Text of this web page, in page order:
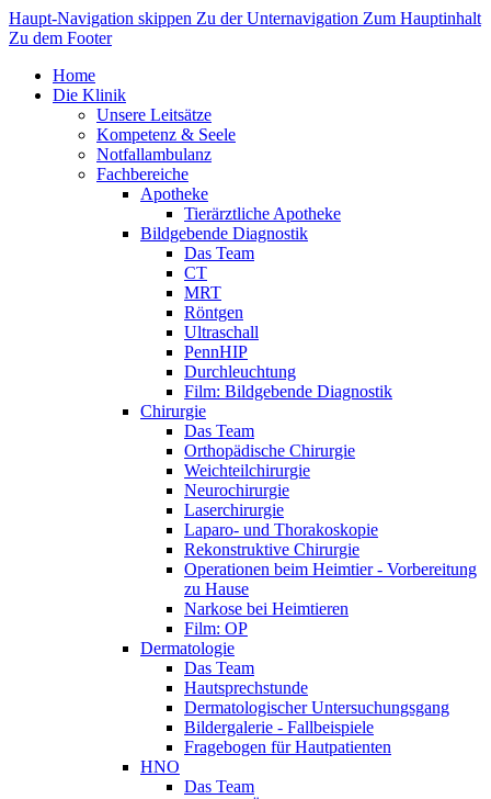
Haupt-Navigation skippen Zu der Unternavigation Zum Hauptinhalt
Zu dem Footer
Home
Die Klinik
Unsere Leitsätze
Kompetenz & Seele
Notfallambulanz
Fachbereiche
Apotheke
Tierärztliche Apotheke
Bildgebende Diagnostik
Das Team
CT
MRT
Röntgen
Ultraschall
PennHIP
Durchleuchtung
Film: Bildgebende Diagnostik
Chirurgie
Das Team
Orthopädische Chirurgie
Weichteilchirurgie
Neurochirurgie
Laserchirurgie
Laparo- und Thorakoskopie
Rekonstruktive Chirurgie
Operationen beim Heimtier - Vorbereitung
zu Hause
Narkose bei Heimtieren
Film: OP
Dermatologie
Das Team
Hautsprechstunde
Dermatologischer Untersuchungsgang
Bildergalerie - Fallbeispiele
Fragebogen für Hautpatienten
HNO
Das Team